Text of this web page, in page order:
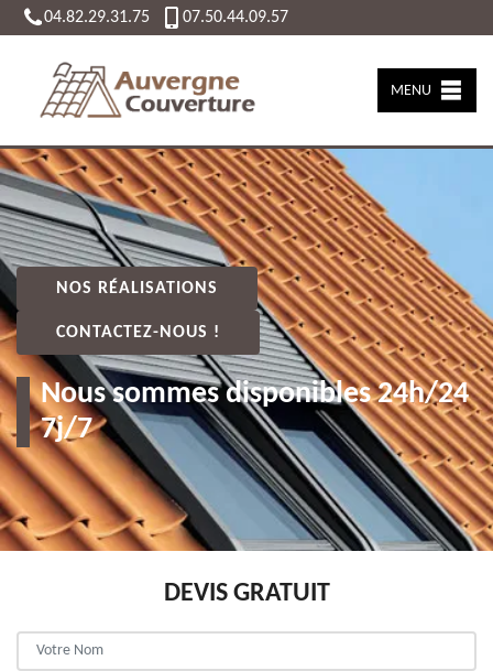
04.82.29.31.75 07.50.44.09.57
MENU
NOS RÉALISATIONS
CONTACTEZ-NOUS !
Nous sommes disponibles 24h/24
7j/7
DEVIS GRATUIT